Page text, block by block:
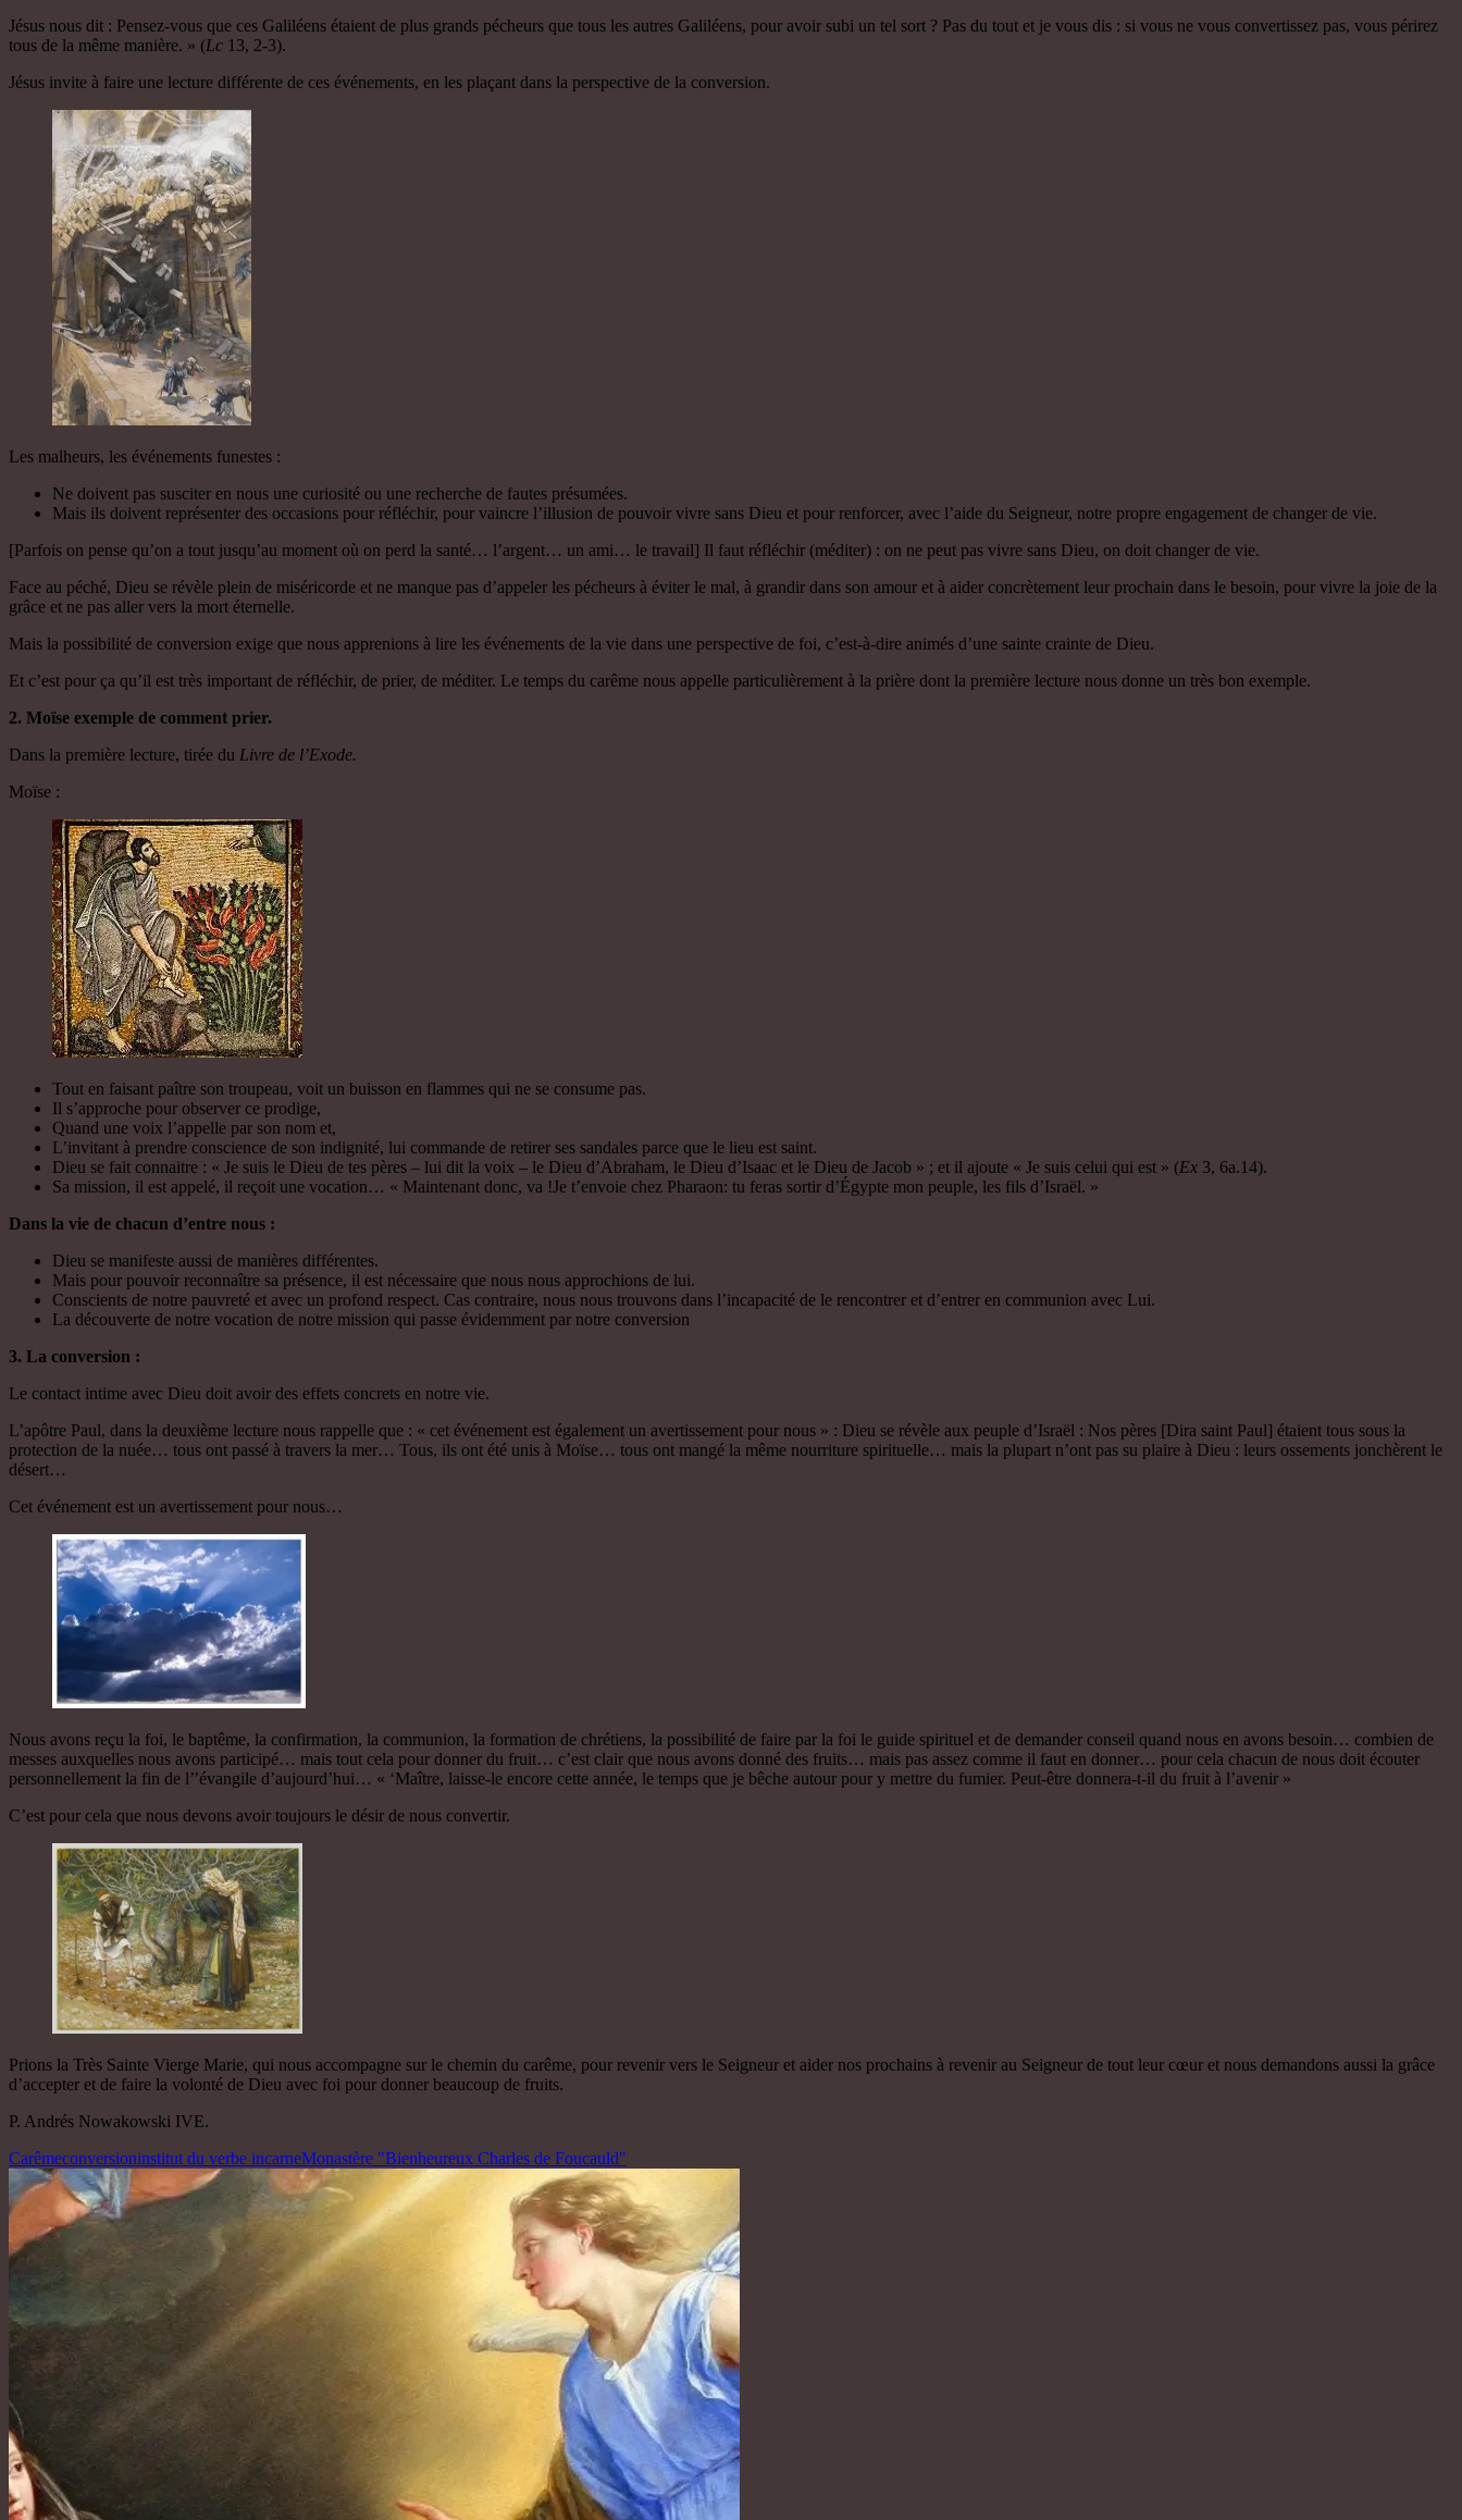
Jésus nous dit : Pensez-vous que ces Galiléens étaient de plus grands pécheurs que tous les autres Galiléens, pour avoir subi un tel sort ? Pas du tout et je vous dis : si vous ne vous convertissez pas, vous périrez
tous de la même manière. » (Lc 13, 2-3).
Jésus invite à faire une lecture différente de ces événements, en les plaçant dans la perspective de la conversion.
Les malheurs, les événements funestes :
Ne doivent pas susciter en nous une curiosité ou une recherche de fautes présumées.
Mais ils doivent représenter des occasions pour réfléchir, pour vaincre l’illusion de pouvoir vivre sans Dieu et pour renforcer, avec l’aide du Seigneur, notre propre engagement de changer de vie.
[Parfois on pense qu’on a tout jusqu’au moment où on perd la santé… l’argent… un ami… le travail] Il faut réfléchir (méditer) : on ne peut pas vivre sans Dieu, on doit changer de vie.
Face au péché, Dieu se révèle plein de miséricorde et ne manque pas d’appeler les pécheurs à éviter le mal, à grandir dans son amour et à aider concrètement leur prochain dans le besoin, pour vivre la joie de la
grâce et ne pas aller vers la mort éternelle.
Mais la possibilité de conversion exige que nous apprenions à lire les événements de la vie dans une perspective de foi, c’est-à-dire animés d’une sainte crainte de Dieu.
Et c’est pour ça qu’il est très important de réfléchir, de prier, de méditer. Le temps du carême nous appelle particulièrement à la prière dont la première lecture nous donne un très bon exemple.
2. Moïse exemple de comment prier.
Dans la première lecture, tirée du Livre de l’Exode.
Moïse :
Tout en faisant paître son troupeau, voit un buisson en flammes qui ne se consume pas.
Il s’approche pour observer ce prodige,
Quand une voix l’appelle par son nom et,
L’invitant à prendre conscience de son indignité, lui commande de retirer ses sandales parce que le lieu est saint.
Dieu se fait connaitre : « Je suis le Dieu de tes pères – lui dit la voix – le Dieu d’Abraham, le Dieu d’Isaac et le Dieu de Jacob » ; et il ajoute « Je suis celui qui est » (Ex 3, 6a.14).
Sa mission, il est appelé, il reçoit une vocation… « Maintenant donc, va !Je t’envoie chez Pharaon: tu feras sortir d’Égypte mon peuple, les fils d’Israël. »
Dans la vie de chacun d’entre nous :
Dieu se manifeste aussi de manières différentes.
Mais pour pouvoir reconnaître sa présence, il est nécessaire que nous nous approchions de lui.
Conscients de notre pauvreté et avec un profond respect. Cas contraire, nous nous trouvons dans l’incapacité de le rencontrer et d’entrer en communion avec Lui.
La découverte de notre vocation de notre mission qui passe évidemment par notre conversion
3. La conversion :
Le contact intime avec Dieu doit avoir des effets concrets en notre vie.
L’apôtre Paul, dans la deuxième lecture nous rappelle que : « cet événement est également un avertissement pour nous » : Dieu se révèle aux peuple d’Israël : Nos pères [Dira saint Paul] étaient tous sous la
protection de la nuée… tous ont passé à travers la mer… Tous, ils ont été unis à Moïse… tous ont mangé la même nourriture spirituelle… mais la plupart n’ont pas su plaire à Dieu : leurs ossements jonchèrent le
désert…
Cet événement est un avertissement pour nous…
Nous avons reçu la foi, le baptême, la confirmation, la communion, la formation de chrétiens, la possibilité de faire par la foi le guide spirituel et de demander conseil quand nous en avons besoin… combien de
messes auxquelles nous avons participé… mais tout cela pour donner du fruit… c’est clair que nous avons donné des fruits… mais pas assez comme il faut en donner… pour cela chacun de nous doit écouter
personnellement la fin de l’’évangile d’aujourd’hui… « ‘Maître, laisse-le encore cette année, le temps que je bêche autour pour y mettre du fumier. Peut-être donnera-t-il du fruit à l’avenir »
C’est pour cela que nous devons avoir toujours le désir de nous convertir.
Prions la Très Sainte Vierge Marie, qui nous accompagne sur le chemin du carême, pour revenir vers le Seigneur et aider nos prochains à revenir au Seigneur de tout leur cœur et nous demandons aussi la grâce
d’accepter et de faire la volonté de Dieu avec foi pour donner beaucoup de fruits.
P. Andrés Nowakowski IVE.
Carêmeconversioninstitut du verbe incarneMonastère "Bienheureux Charles de Foucauld"